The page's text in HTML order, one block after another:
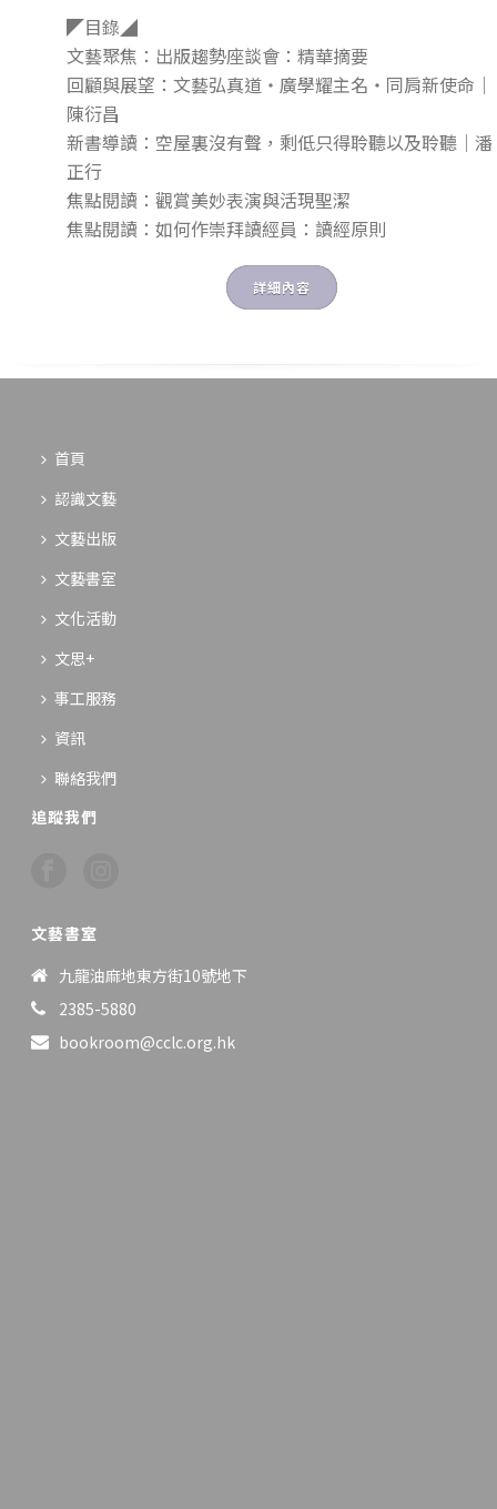
◤目錄◢
文藝聚焦：出版趨勢座談會：精華摘要
回顧與展望：文藝弘真道‧廣學耀主名‧同肩新使命｜
陳衍昌
新書導讀：空屋裏沒有聲，剩低只得聆聽以及聆聽｜潘
正行
焦點閱讀：觀賞美妙表演與活現聖潔
焦點閱讀：如何作崇拜讀經員：讀經原則
詳細內容
首頁
認識文藝
文藝出版
文藝書室
文化活動
文思+
事工服務
資訊
聯絡我們
追蹤我們
文藝書室
九龍油麻地東方街10號地下
2385-5880
bookroom@cclc.org.hk